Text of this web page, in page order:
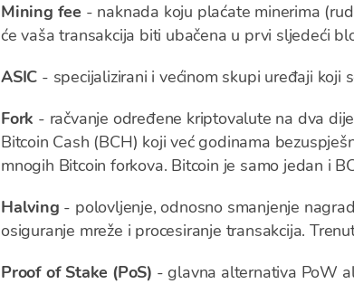
Mining fee - naknada koju plaćate minerima
će vaša transakcija biti ubačena u prvi sljedeći
ASIC - specijalizirani i većinom skupi uređaji koji
Fork - račvanje određene kriptovalute na dva
Bitcoin Cash (BCH) koji već godinama
mnogih Bitcoin forkova. Bitcoin je samo jedan i
Halving - polovljenje, odnosno smanjenje
osiguranje mreže i procesiranje transakcija.
Proof of Stake (PoS) - glavna alternativa PoW